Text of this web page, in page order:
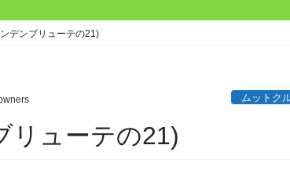
デンブリューテの21)
ムットク
リューテの21)